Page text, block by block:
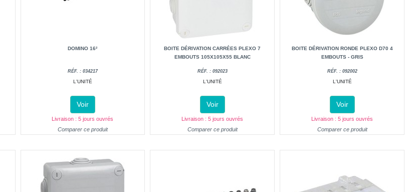
DOMINO 16²
RÉF. : 034217
L'UNITÉ
Voir
Livraison : 5 jours ouvrés
Comparer ce produit
BOITE DÉRIVATION CARRÉES PLEXO 7
EMBOUTS 105X105X55 BLANC
RÉF. : 092023
L'UNITÉ
Voir
Livraison : 5 jours ouvrés
Comparer ce produit
BOITE DÉRIVATION RONDE PLEXO D70 4
EMBOUTS - GRIS
RÉF. : 092002
L'UNITÉ
Voir
Livraison : 5 jours ouvrés
Comparer ce produit